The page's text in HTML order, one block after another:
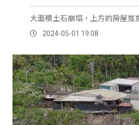
大面積土石崩塌，上方的房屋岌
2024-05-01 19:08